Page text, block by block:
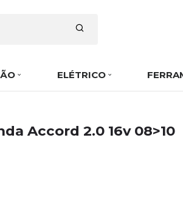
ELÉTRICO
Accord 2.0 16v 08>10